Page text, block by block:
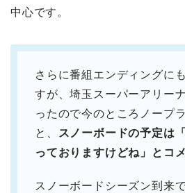
中心です。
さらに番組エンディングに
すが、埼玉スーパーアリー
ったので今のところノープ
と、
スノーボードの予定は
っておりますけどね」とコメ
スノーボードシーズン到来